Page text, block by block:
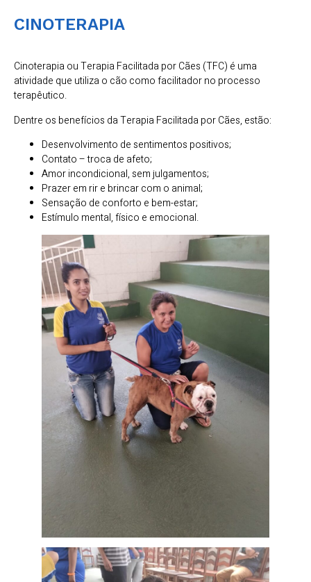
CINOTERAPIA
Cinoterapia ou Terapia Facilitada por Cães (TFC) é uma
atividade que utiliza o cão como facilitador no processo
terapêutico.
Dentre os benefícios da Terapia Facilitada por Cães, estão:
Desenvolvimento de sentimentos positivos;
Contato – troca de afeto;
Amor incondicional, sem julgamentos;
Prazer em rir e brincar com o animal;
Sensação de conforto e bem-estar;
Estímulo mental, físico e emocional.